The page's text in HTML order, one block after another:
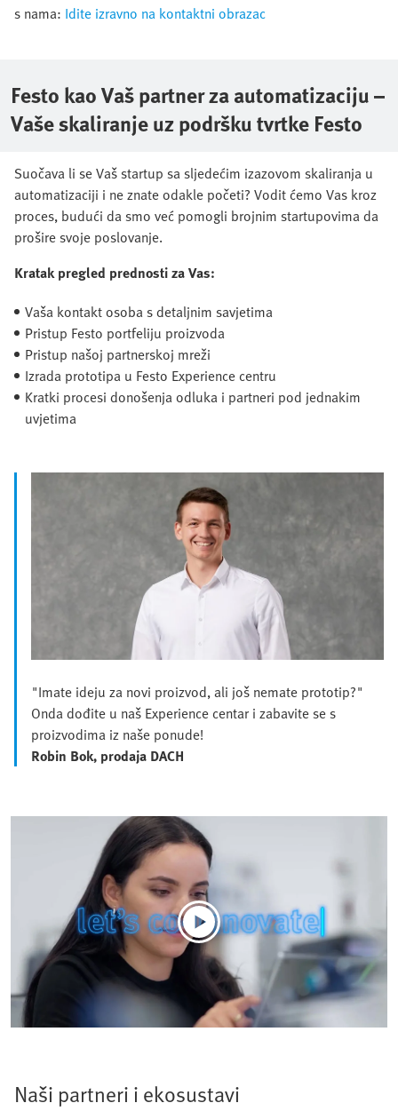
s nama: Idite izravno na kontaktni obrazac
Festo kao Vaš partner za automatizaciju –
Vaše skaliranje uz podršku tvrtke Festo
Suočava li se Vaš startup sa sljedećim izazovom skaliranja u
automatizaciji i ne znate odakle početi? Vodit ćemo Vas kroz
proces, budući da smo već pomogli brojnim startupovima da
prošire svoje poslovanje.
Kratak pregled prednosti za Vas:
Vaša kontakt osoba s detaljnim savjetima
Pristup Festo portfeliju proizvoda
Pristup našoj partnerskoj mreži
Izrada prototipa u Festo Experience centru
Kratki procesi donošenja odluka i partneri pod jednakim
uvjetima
"Imate ideju za novi proizvod, ali još nemate prototip?"
Onda dođite u naš Experience centar i zabavite se s
proizvodima iz naše ponude!
Robin Bok, prodaja DACH
Naši partneri i ekosustavi